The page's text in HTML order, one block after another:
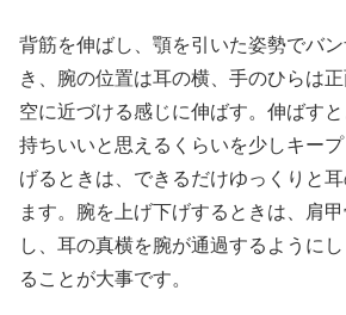
背筋を伸ばし、顎を引いた姿勢でバ
き、腕の位置は耳の横、手のひらは
空に近づける感じに伸ばす。伸ばす
持ちいいと思えるくらいを少しキー
げるときは、できるだけゆっくりと
ます。腕を上げ下げするときは、肩
し、耳の真横を腕が通過するように
ることが大事です。